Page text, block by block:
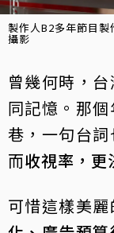
製作人B2多年節目
攝影
曾幾何時，
同記憶。那
巷，一句台詞
而收視率，更
可惜這樣美